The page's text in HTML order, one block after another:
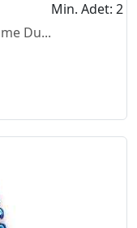
Min. Adet: 2
Du...